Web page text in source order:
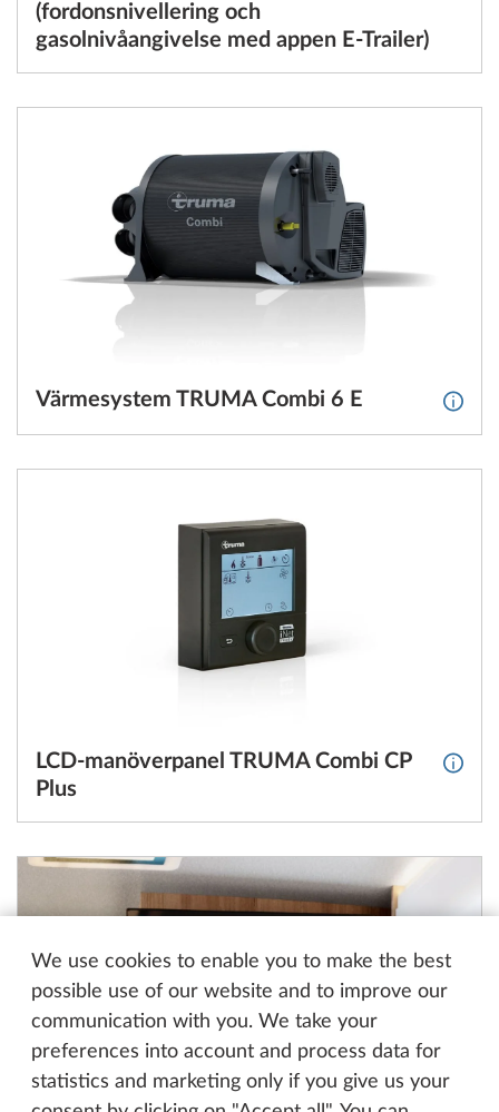
We use cookies to enable you to make the best
possible use of our website and to improve our
communication with you. We take your
preferences into account and process data for
statistics and marketing only if you give us your
(fordonsnivellering och
gasolnivåangivelse med appen E-Trailer)
Värmesystem TRUMA Combi 6 E Mer
LCD-manöverpanel TRUMA Combi CP
Plus
Mer